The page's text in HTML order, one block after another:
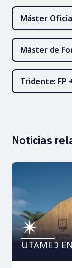
Máster
Máster de
Tridente: FP
Noticias
UTAMED